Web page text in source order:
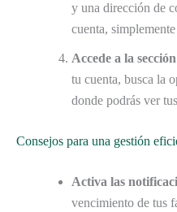
y una dirección de
cuenta,
Accede a la
tu cuenta, busca la
donde podrás ver
Consejos para una gestión
Activa las
vencimiento de tus